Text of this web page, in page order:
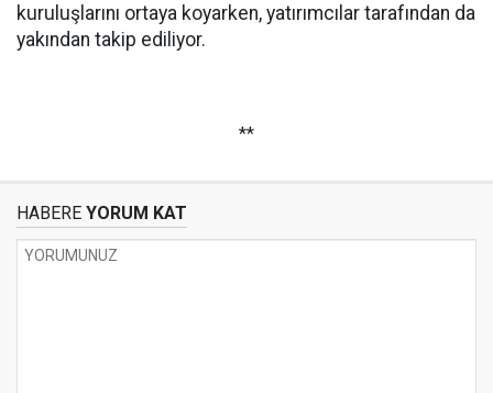
kuruluşlarını ortaya koyarken, yatırımcılar tarafından da
yakından takip ediliyor.
**
HABERE YORUM KAT